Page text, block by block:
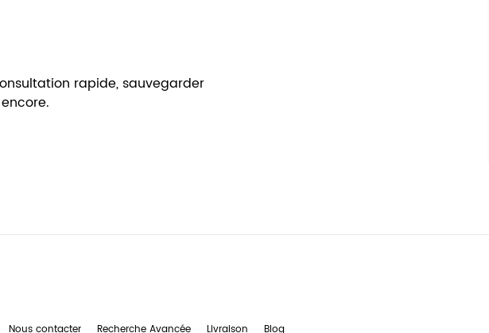
rapide, sauvegarder
Nous contacter Recherche Avancée Livraison Blog